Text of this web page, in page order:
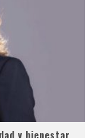
y bienestar